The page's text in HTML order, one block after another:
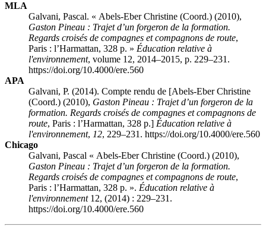
MLA
Galvani, Pascal. « Abels-Eber Christine (Coord.) (2010),
Gaston Pineau : Trajet d’un forgeron de la formation.
Regards croisés de compagnes et compagnons de route,
Paris : l’Harmattan, 328 p. » Éducation relative à
l'environnement, volume 12, 2014–2015, p. 229–231.
https://doi.org/10.4000/ere.560
APA
Galvani, P. (2014). Compte rendu de [Abels-Eber Christine
(Coord.) (2010), Gaston Pineau : Trajet d’un forgeron de la
formation. Regards croisés de compagnes et compagnons de
route, Paris : l’Harmattan, 328 p.] Éducation relative à
l'environnement, 12, 229–231. https://doi.org/10.4000/ere.560
Chicago
Galvani, Pascal « Abels-Eber Christine (Coord.) (2010),
Gaston Pineau : Trajet d’un forgeron de la formation.
Regards croisés de compagnes et compagnons de route,
Paris : l’Harmattan, 328 p. ». Éducation relative à
l'environnement12, (2014) : 229–231.
https://doi.org/10.4000/ere.560